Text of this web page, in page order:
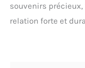
souvenirs
relation forte et